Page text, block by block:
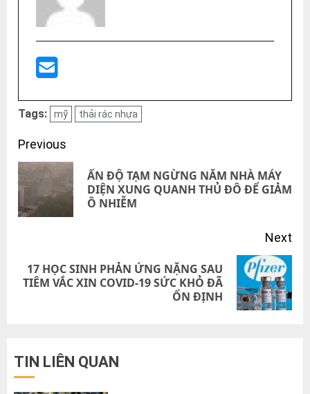
Tags: mỹ thải rác nhựa
Post
navigation
Previous
ẤN ĐỘ TẠM NGỪNG NĂM NHÀ MÁY
DIỆN XUNG QUANH THỦ ĐÔ ĐỂ GIẢM
Ô NHIỄM
Next
Next
17 HỌC SINH PHẢN ỨNG NẶNG SAU
TIÊM VẮC XIN COVID-19 SỨC KHỎ ĐÃ
ỔN ĐỊNH
TIN LIÊN QUAN